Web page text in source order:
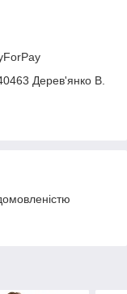
Дерев'янко В.